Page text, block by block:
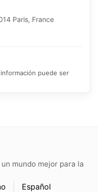
Paris, France
puede ser
mundo mejor para la
Español